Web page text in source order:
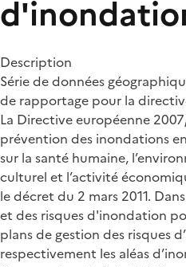
Description
Série de données
de rapportage pour la
La Directive européenne
prévention des inondations
sur la santé humaine,
culturel et l’activité
le décret du 2 mars 2011.
et des risques d'inondation
plans de gestion des risques
respectivement les aléas